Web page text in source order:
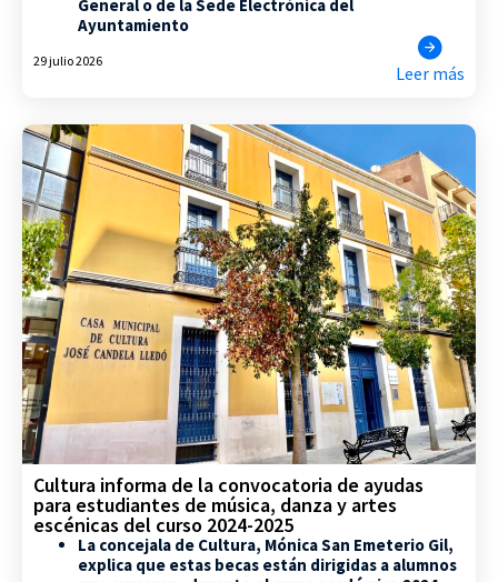
General o de la Sede Electrónica del
Ayuntamiento
29 julio 2026
Leer más
Cultura informa de la convocatoria de ayudas
para estudiantes de música, danza y artes
escénicas del curso 2024-2025
La concejala de Cultura, Mónica San Emeterio Gil,
explica que estas becas están dirigidas a alumnos